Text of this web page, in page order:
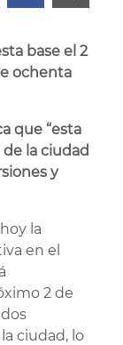
base el 2
ochenta
que “esta
la ciudad
y
la
en el
2 de
ciudad, lo